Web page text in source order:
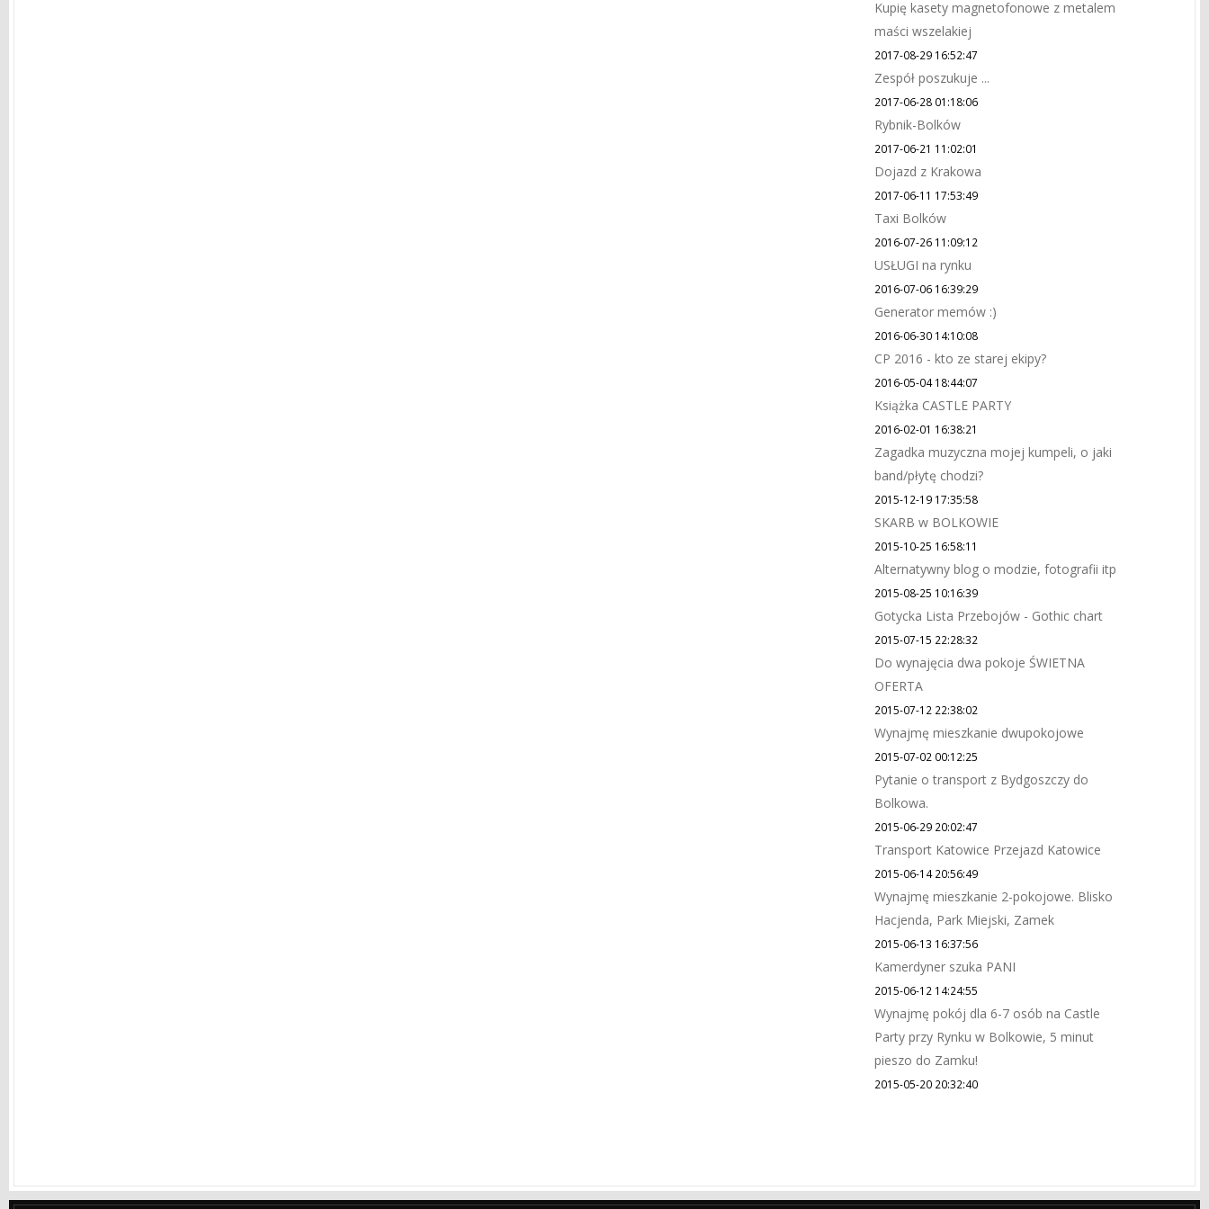
Kupię kasety magnetofonowe z metalem
maści wszelakiej
2017-08-29 16:52:47
Zespół poszukuje ...
2017-06-28 01:18:06
Rybnik-Bolków
2017-06-21 11:02:01
Dojazd z Krakowa
2017-06-11 17:53:49
Taxi Bolków
2016-07-26 11:09:12
USŁUGI na rynku
2016-07-06 16:39:29
Generator memów :)
2016-06-30 14:10:08
CP 2016 - kto ze starej ekipy?
2016-05-04 18:44:07
Książka CASTLE PARTY
2016-02-01 16:38:21
Zagadka muzyczna mojej kumpeli, o jaki
band/płytę chodzi?
2015-12-19 17:35:58
SKARB w BOLKOWIE
2015-10-25 16:58:11
Alternatywny blog o modzie, fotografii itp
2015-08-25 10:16:39
Gotycka Lista Przebojów - Gothic chart
2015-07-15 22:28:32
Do wynajęcia dwa pokoje ŚWIETNA
OFERTA
2015-07-12 22:38:02
Wynajmę mieszkanie dwupokojowe
2015-07-02 00:12:25
Pytanie o transport z Bydgoszczy do
Bolkowa.
2015-06-29 20:02:47
Transport Katowice Przejazd Katowice
2015-06-14 20:56:49
Wynajmę mieszkanie 2-pokojowe. Blisko
Hacjenda, Park Miejski, Zamek
2015-06-13 16:37:56
Kamerdyner szuka PANI
2015-06-12 14:24:55
Wynajmę pokój dla 6-7 osób na Castle
Party przy Rynku w Bolkowie, 5 minut
pieszo do Zamku!
2015-05-20 20:32:40